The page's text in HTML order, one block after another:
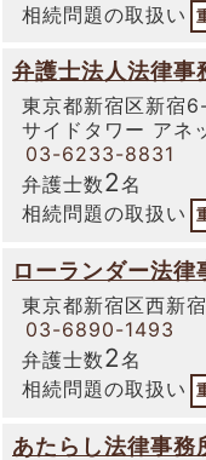
相続問題の取扱い
弁護士法人法律事
東京都新宿区新宿
サイドタワー アネ
03-6233-8831
弁護士数2名
相続問題の取扱い
ローランダー法律
東京都新宿区西新
03-6890-1493
弁護士数2名
相続問題の取扱い
あたらし法律事務